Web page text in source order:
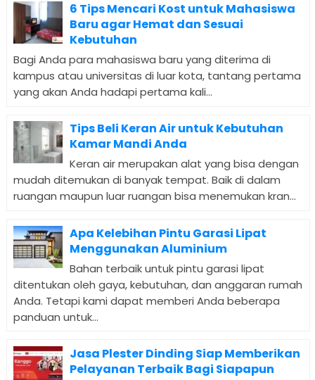
6 Tips Mencari Kost untuk Mahasiswa
Baru agar Hemat dan Sesuai
Kebutuhan
Bagi Anda para mahasiswa baru yang diterima di
kampus atau universitas di luar kota, tantang pertama
yang akan Anda hadapi pertama kali...
Tips Beli Keran Air untuk Kebutuhan
Kamar Mandi Anda
Keran air merupakan alat yang bisa dengan
mudah ditemukan di banyak tempat. Baik di dalam
ruangan maupun luar ruangan bisa menemukan kran...
Apa Kelebihan Pintu Garasi Lipat
Menggunakan Aluminium
Bahan terbaik untuk pintu garasi lipat
ditentukan oleh gaya, kebutuhan, dan anggaran rumah
Anda. Tetapi kami dapat memberi Anda beberapa
panduan untuk...
Jasa Plester Dinding Siap Memberikan
Pelayanan Terbaik Bagi Siapapun